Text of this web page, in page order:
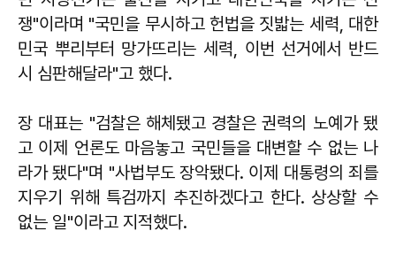
쟁"이라며 "국민을 무시하고 헌법을 짓밟는 세력, 대한
민국 뿌리부터 망가뜨리는 세력, 이번 선거에서 반드
시 심판해달라"고 했다.
장 대표는 "검찰은 해체됐고 경찰은 권력의 노예가 됐
고 이제 언론도 마음놓고 국민들을 대변할 수 없는 나
라가 됐다"며 "사법부도 장악됐다. 이제 대통령의 죄를
지우기 위해 특검까지 추진하겠다고 한다. 상상할 수
없는 일"이라고 지적했다.